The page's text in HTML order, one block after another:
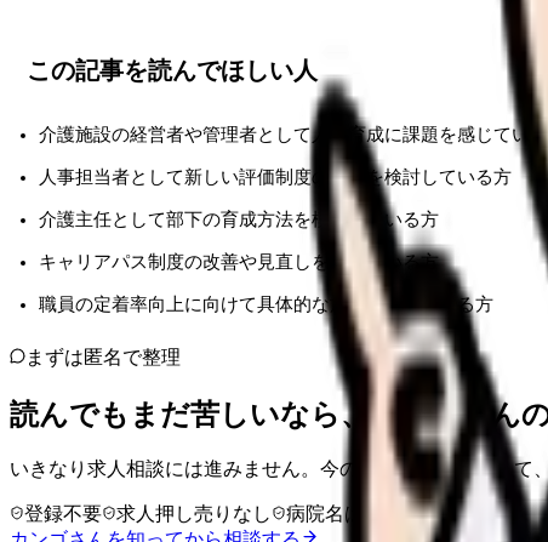
この記事を読んでほしい人
介護施設の経営者や管理者として人材育成に課題を感じている
人事担当者として新しい評価制度の導入を検討している方
介護主任として部下の育成方法を模索している方
キャリアパス制度の改善や見直しを考えている方
職員の定着率向上に向けて具体的な施策を探している方
まずは匿名で整理
読んでもまだ苦しいなら、カンゴさん
いきなり求人相談には進みません。今の気持ちを吐き出して
登録不要 求人押し売りなし
病院名は入力不要